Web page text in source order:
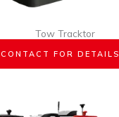
Tow Tracktor
CONTACT FOR DETAILS